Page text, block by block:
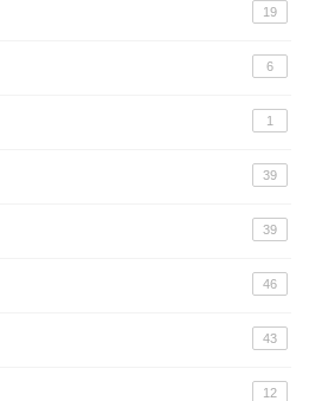
19
6
1
39
39
46
43
12